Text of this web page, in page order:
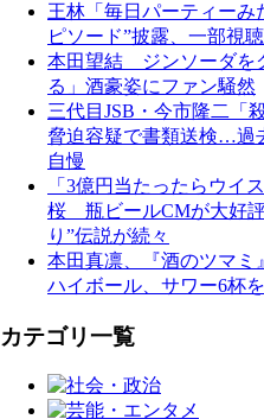
王林「毎日パーティーみ
ピソード”披露、一部視
本田望結 ジンソーダを
る」酒豪姿にファン騒然
三代目JSB・今市隆二「
脅迫容疑で書類送検…過
自慢
「3億円当たったらウイ
桜 瓶ビールCMが大好
り”伝説が続々
本田真凛、『酒のツマミ
ハイボール、サワー6杯
カテゴリ一覧